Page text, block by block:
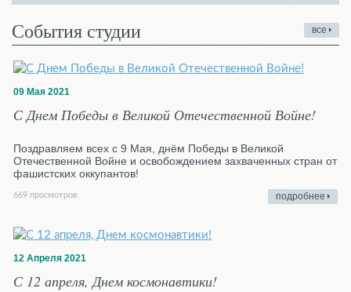
События студии все
09 Мая 2021
С Днем Победы в Великой Отечественной Войне!
Поздравляем всех с 9 Мая, днём Победы в Великой
Отечественной Войне и освобождением захваченных стран от
фашистских оккупантов!
669 просмотров подробнее
12 Апреля 2021
С 12 апреля, Днем космонавтики!